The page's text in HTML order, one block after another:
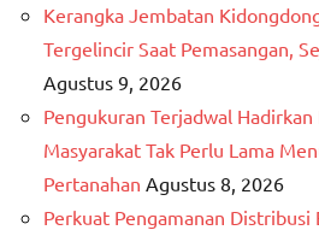
Kerangka Jembatan
Tergelincir Saat Pemasangan,
Agustus 9, 2026
Pengukuran Terjadwal Hadirkan
Masyarakat Tak Perlu Lama
Pertanahan Agustus 8, 2026
Perkuat Pengamanan